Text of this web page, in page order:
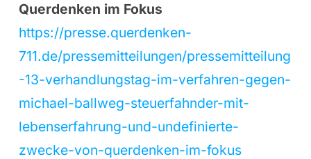
Querdenken im Fokus
https://presse.querdenken-
711.de/pressemitteilungen/pressemitteilung
-13-verhandlungstag-im-verfahren-gegen-
michael-ballweg-steuerfahnder-mit-
lebenserfahrung-und-undefinierte-
zwecke-von-querdenken-im-fokus